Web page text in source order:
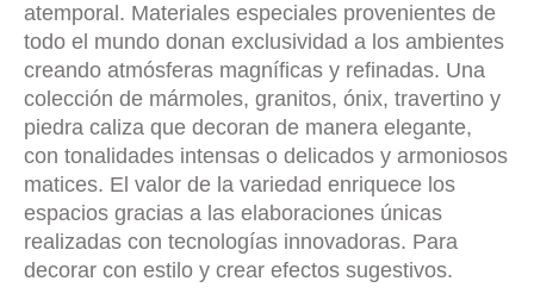
atemporal. Materiales especiales provenientes de
todo el mundo donan exclusividad a los ambientes
creando atmósferas magníficas y refinadas. Una
colección de mármoles, granitos, ónix, travertino y
piedra caliza que decoran de manera elegante,
con tonalidades intensas o delicados y armoniosos
matices. El valor de la variedad enriquece los
espacios gracias a las elaboraciones únicas
realizadas con tecnologías innovadoras. Para
decorar con estilo y crear efectos sugestivos.